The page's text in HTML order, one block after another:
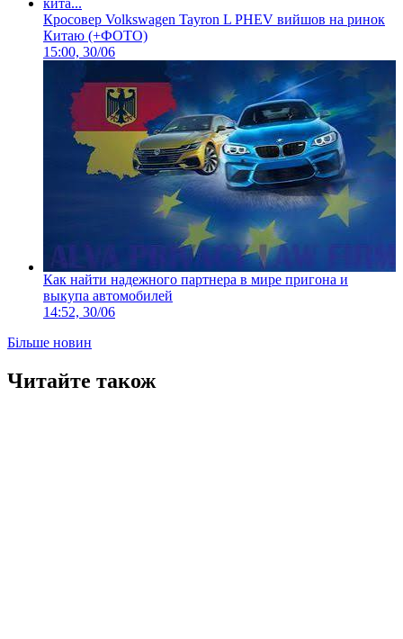
Кросовер Volkswagen Tayron L PHEV вийшов на ринок
Китаю (+ФОТО)
15:00, 30/06
Как найти надежного партнера в мире пригона и
выкупа автомобилей
14:52, 30/06
Більше новин
Читайте також